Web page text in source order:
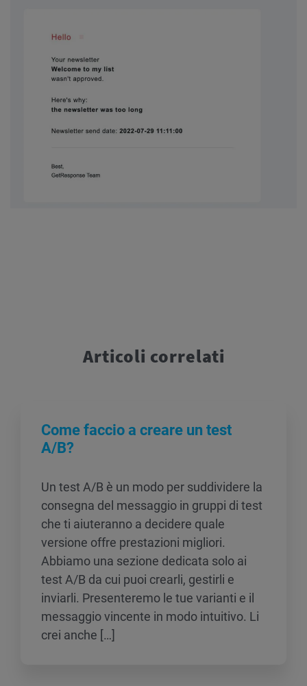
Articoli correlati
Come faccio a creare un test
A/B?
Un test A/B è un modo per suddividere la
consegna del messaggio in gruppi di test
che ti aiuteranno a decidere quale
versione offre prestazioni migliori.
Abbiamo una sezione dedicata solo ai
test A/B da cui puoi crearli, gestirli e
inviarli. Presenteremo le tue varianti e il
messaggio vincente in modo intuitivo. Li
crei anche […]